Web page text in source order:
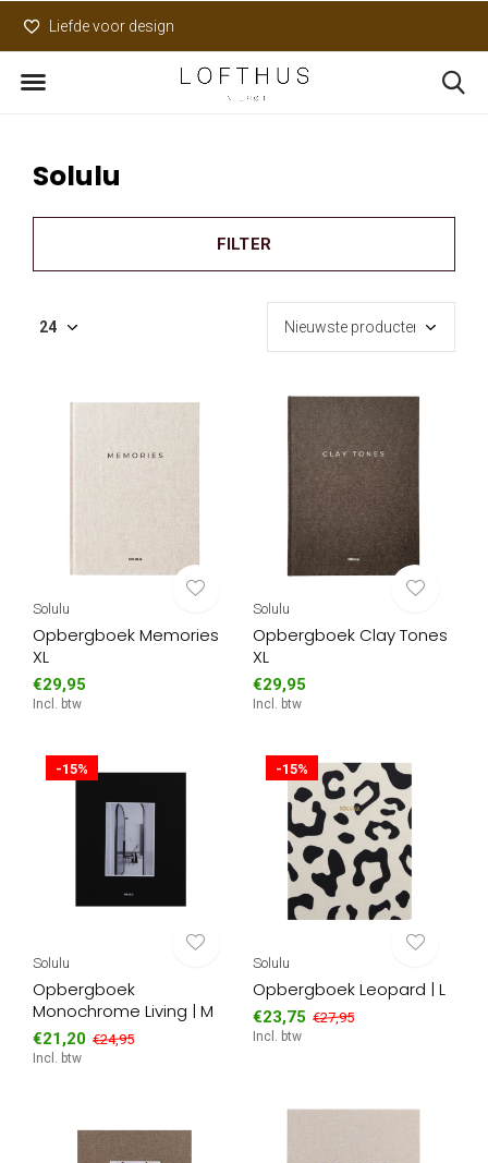
Liefde voor design
Solulu
FILTER
Solulu
Opbergboek Memories
XL
€29,95
Incl. btw
Solulu
Opbergboek Clay Tones
XL
€29,95
Incl. btw
-15%
Solulu
Opbergboek
Monochrome Living | M
€21,20 €24,95
Incl. btw
-15%
Solulu
Opbergboek Leopard | L
€23,75 €27,95
Incl. btw